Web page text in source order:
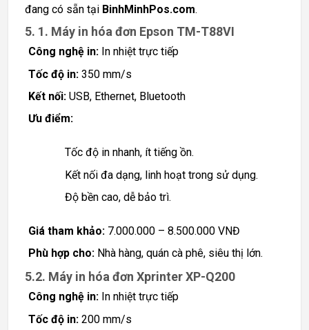
đang có sẵn tại BinhMinhPos.com.
5. 1. Máy in hóa đơn Epson TM-T88VI
Công nghệ in:In nhiệt trực tiếp
Tốc độ in:350 mm/s
Kết nối:USB, Ethernet, Bluetooth
Ưu điểm:
Tốc độ in nhanh, ít tiếng ồn.
Kết nối đa dạng, linh hoạt trong sử dụng.
Độ bền cao, dễ bảo trì.
Giá tham khảo:7.000.000 – 8.500.000 VNĐ
Phù hợp cho:Nhà hàng, quán cà phê, siêu thị lớn.
5.2. Máy in hóa đơn Xprinter XP-Q200
Công nghệ in:In nhiệt trực tiếp
Tốc độ in:200 mm/s